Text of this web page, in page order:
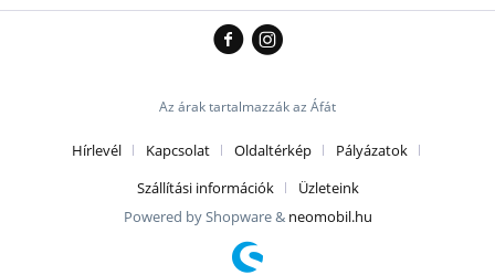
Az árak tartalmazzák az Áfát
Hírlevél Kapcsolat Oldaltérkép
Pályázatok
Szállítási információk
Üzleteink
Powered by Shopware & neomobil.hu